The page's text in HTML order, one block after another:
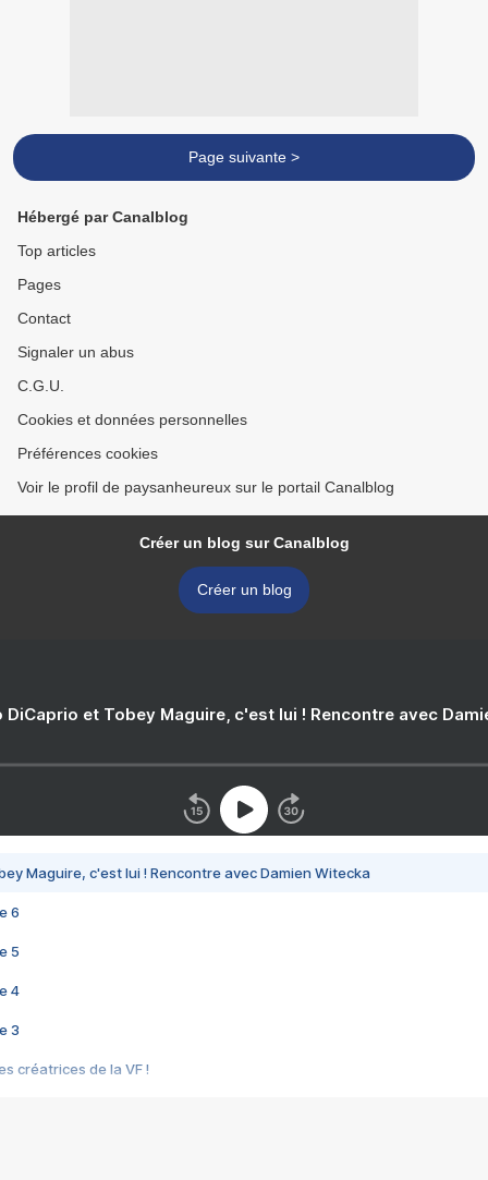
Page suivante >
Hébergé par Canalblog
Top articles
Pages
Contact
Signaler un abus
C.G.U.
Cookies et données personnelles
Préférences cookies
Voir le profil de paysanheureux sur le portail Canalblog
Créer un blog sur Canalblog
Créer un blog
DiCaprio et Tobey Maguire, c'est lui ! Rencontre avec
Maguire, c'est lui ! Rencontre avec Damien Witecka
6
5
4
3
créatrices de la VF !